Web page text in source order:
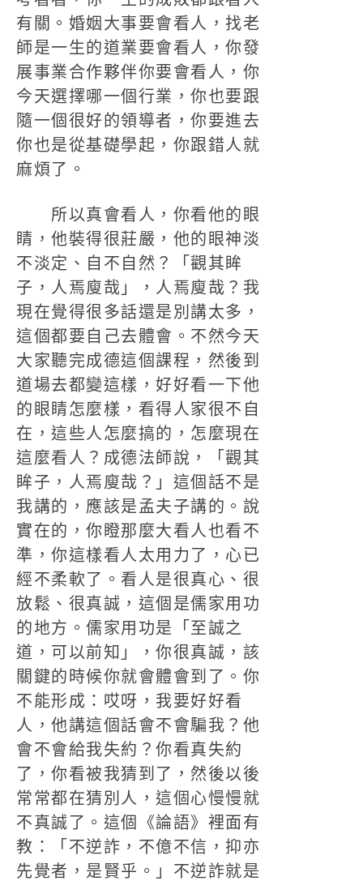
有關。婚姻大事要會看人，找老
師是一生的道業要會看人，你發
展事業合作夥伴你要會看人，你
今天選擇哪一個行業，你也要跟
隨一個很好的領導者，你要進去
你也是從基礎學起，你跟錯人就
麻煩了。
所以真會看人，你看他的眼
睛，他裝得很莊嚴，他的眼神淡
不淡定、自不自然？「觀其眸
子，人焉廋哉」，人焉廋哉？我
現在覺得很多話還是別講太多，
這個都要自己去體會。不然今天
大家聽完成德這個課程，然後到
道場去都變這樣，好好看一下他
的眼睛怎麼樣，看得人家很不自
在，這些人怎麼搞的，怎麼現在
這麼看人？成德法師說，「觀其
眸子，人焉廋哉？」這個話不是
我講的，應該是孟夫子講的。說
實在的，你瞪那麼大看人也看不
準，你這樣看人太用力了，心已
經不柔軟了。看人是很真心、很
放鬆、很真誠，這個是儒家用功
的地方。儒家用功是「至誠之
道，可以前知」，你很真誠，該
關鍵的時候你就會體會到了。你
不能形成：哎呀，我要好好看
人，他講這個話會不會騙我？他
會不會給我失約？你看真失約
了，你看被我猜到了，然後以後
常常都在猜別人，這個心慢慢就
不真誠了。這個《論語》裡面有
教：「不逆詐，不億不信，抑亦
先覺者，是賢乎。」不逆詐就是